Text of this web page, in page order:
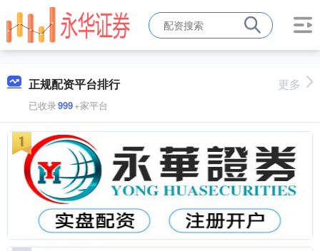
正规配资平台排行
已收录999+家平台
更多